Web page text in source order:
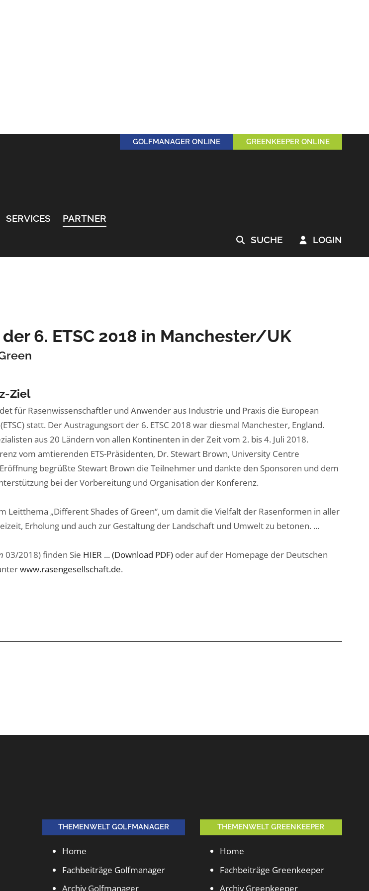
GOLFMANAGER ONLINE GREENKEEPER ONLINE
SERVICES
PARTNER
 SUCHE  LOGIN
6. ETSC 2018 in Manchester/UK
Ziel
für Rasenwissenschaftler und Anwender aus Industrie und Praxis die European
statt. Der Austragungsort der 6. ETSC 2018 war diesmal Manchester, England.
aus 20 Ländern von allen Kontinenten in der Zeit vom 2. bis 4. Juli 2018.
vom amtierenden ETS-Präsidenten, Dr. Stewart Brown, University Centre
begrüßte Stewart Brown die Teilnehmer und dankte den Sponsoren und dem
bei der Vorbereitung und Organisation der Konferenz.
Leitthema „Different Shades of Green“, um damit die Vielfalt der Rasenformen in aller
Erholung und auch zur Gestaltung der Landschaft und Umwelt zu betonen. ...
03/2018) finden Sie HIER ... (Download PDF) oder auf der Homepage der Deutschen
www.rasengesellschaft.de.
THEMENWELT GOLFMANAGER
Home
Fachbeiträge Golfmanager
Archiv Golfmanager
THEMENWELT GREENKEEPER
Home
Fachbeiträge Greenkeeper
Archiv Greenkeeper